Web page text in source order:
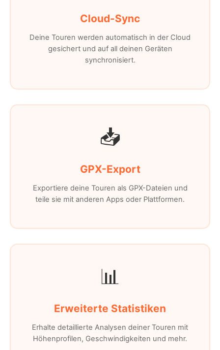
Cloud-Sync
Deine Touren werden automatisch in der Cloud
gesichert und auf all deinen Geräten
synchronisiert.
📥
GPX-Export
Exportiere deine Touren als GPX-Dateien und
teile sie mit anderen Apps oder Plattformen.
📊
Erweiterte Statistiken
Erhalte detaillierte Analysen deiner Touren mit
Höhenprofilen, Geschwindigkeiten und mehr.